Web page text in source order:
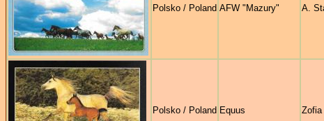
Polsko / Poland AFW "Mazury" A.
Polsko / Poland Equus